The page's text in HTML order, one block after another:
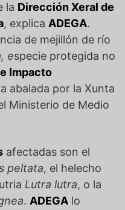
la Dirección Xeral de
, explica ADEGA.
de mejillón de río
especie protegida no
Impacto
abalada por la Xunta
Ministerio de Medio
afectadas son el
peltata, el helecho
Lutra lutra, o la
. ADEGA lo